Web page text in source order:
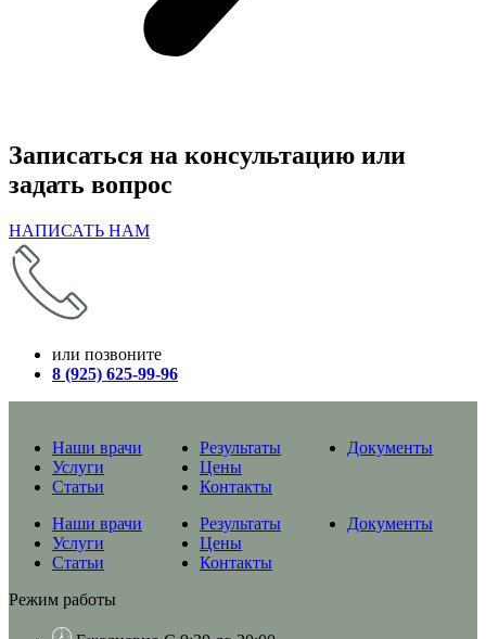
Записаться на консультацию или
задать вопрос
НАПИСАТЬ НАМ
или позвоните
8 (925) 625-99-96
Наши врачи
Услуги
Статьи
Результаты
Цены
Контакты
Документы
Наши врачи
Услуги
Статьи
Результаты
Цены
Контакты
Документы
Режим работы